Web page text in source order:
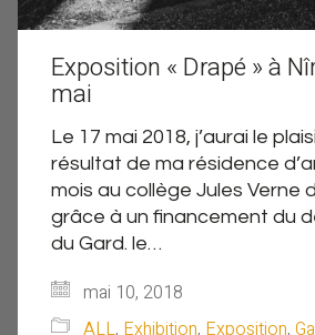
Exposition « Drapé » à
mai
Le 17 mai 2018, j’aurai le
résultat de ma résidence
mois au collège Jules Verne
grâce à un financement du
du Gard. le…
mai 10, 2018